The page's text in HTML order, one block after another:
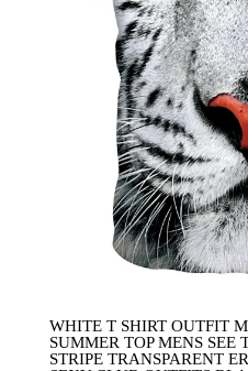
WHITE T SHIRT OUTFIT
SUMMER TOP MENS SEE
STRIPE TRANSPARENT